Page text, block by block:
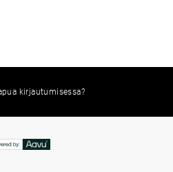
kirjautumisessa?